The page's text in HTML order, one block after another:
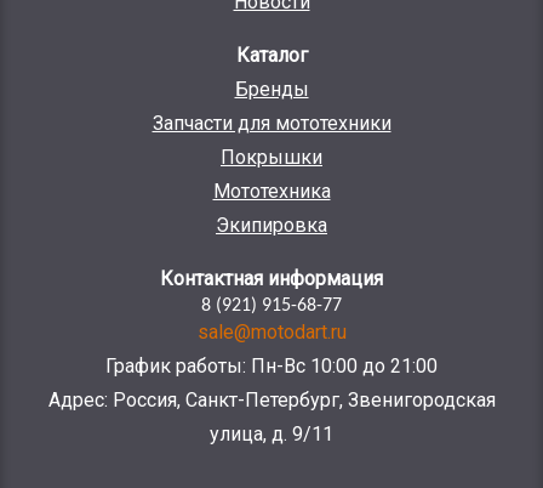
Каталог
Бренды
Запчасти для мототехники
Покрышки
Мототехника
Экипировка
Контактная информация
8 (921) 915-68-77
sale@motodart.ru
График работы: Пн-Вс 10:00 до 21:00
Адрес: Россия, Санкт-Петербург, Звенигородская
улица, д. 9/11